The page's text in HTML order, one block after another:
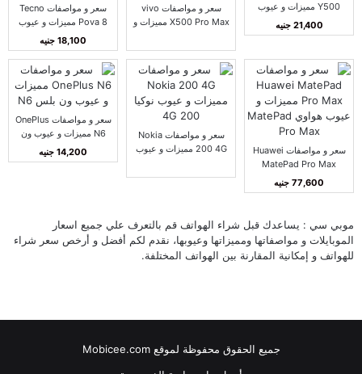
Y500 مميزات و عيوب
فيفو Y500
21,400 جنيه
سعر و مواصفات vivo
X500 Pro Max مميزات و
ماكس
سعر و مواصفات Tecno
Pova 8 مميزات و عيوب
تكنو بوفا 8
18,100 جنيه
سعر و مواصفات Huawei
MatePad Pro Max
مميزات و عيوب هواوي
MatePad Pro Max
77,600 جنيه
سعر و مواصفات Nokia
200 4G مميزات و عيوب
سعر و مواصفات OnePlus
N6 مميزات و عيوب ون
بلس N6
14,200 جنيه
موبي سي : يساعدك قبل شراء الهواتف قم بالتعرف علي جميع اسعار
الموبايلات و مواصفاتها ومميزاتها وعيوبها، نقدم لكم أفضل و أرخص سعر شراء
للهواتف و إمكانية المقارنة بين الهواتف المختلفة.
جميع الحقوق محفوظة لموقع Mobicee.com